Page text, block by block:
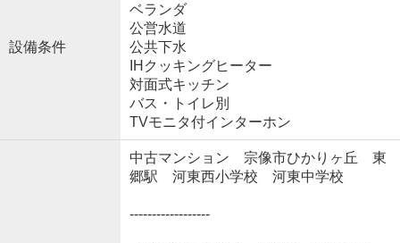
設備条件
ベランダ
公営水道
公共下水
IHクッキングヒーター
対面式キッチン
バス・トイレ別
TVモニタ付インターホン
中古マンション 宗像市ひかりヶ丘 東
郷駅 河東西小学校 河東中学校
------------------